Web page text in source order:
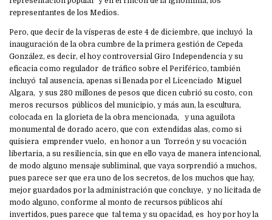
representantes de los Medios.
Pero, que decir de la vísperas de este 4 de diciembre, que incluyó la
inauguración de la obra cumbre de la primera gestión de Cepeda
González, es decir, el hoy controversial Giro Independencia y su
eficacia como regulador de tráfico sobre el Periférico, también
incluyó tal ausencia, apenas si llenada por el Licenciado Miguel
Algara, y sus 280 millones de pesos que dicen cubrió su costo, con
meros recursos públicos del municipio, y más aun, la escultura,
colocada en la glorieta de la obra mencionada, y una aguilota
monumental de dorado acero, que con extendidas alas, como si
quisiera emprender vuelo, en honor a un Torreón y su vocación
libertaria, a su resiliencia, sin que en ello vaya de manera intencional,
de modo alguno mensaje subliminal, que vaya sorprendió a muchos,
pues parece ser que era uno de los secretos, de los muchos que hay,
mejor guardados por la administración que concluye, y no licitada de
modo alguno, conforme al monto de recursos públicos ahí
invertidos, pues parece que tal tema y su opacidad, es hoy por hoy la